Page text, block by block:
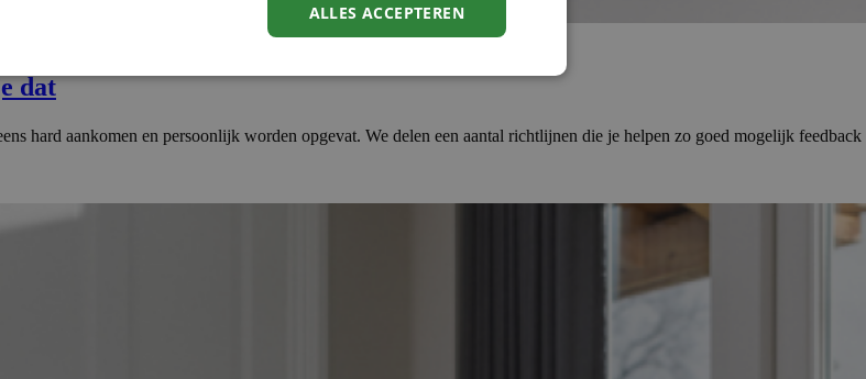
dat
hard aankomen en persoonlijk worden opgevat. We delen een aantal richtlijnen die je helpen zo goed mogelijk feedback
ALLES ACCEPTEREN